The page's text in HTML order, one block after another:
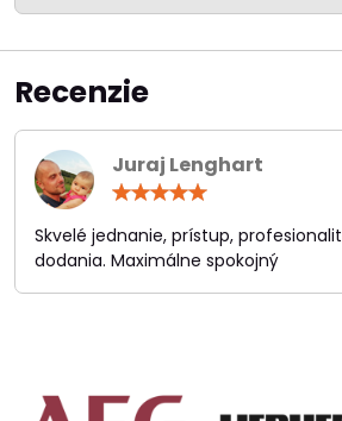
Recenzie
Juraj Lenghart
/
5
Skvelé jednanie, prístup,
dodania. Maximálne spokojný